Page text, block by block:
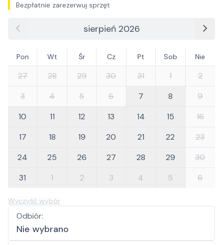
Bezpłatnie zarezerwuj sprzęt
sierpień 2026
Pon Wt Śr Cz Pt Sob Nie
27 28 29 30 31 1
2
3
4 5 6 7 8
9
10
11 12 13 14 15
16
17
18 19 20 21 22
23
24
25 26 27 28 29
30
31
1 2 3 4 5 6
Wyczyść wybór
Odbiór:
Nie wybrano